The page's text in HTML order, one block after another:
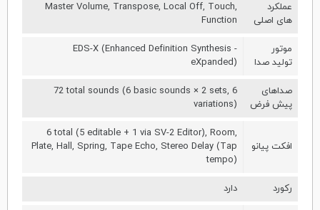
عملکرد
های اصلی
Master Volume, Transpose, Local Off, Touch,
Function
موتور
تولید صدا
EDS-X (Enhanced Definition Synthesis -
eXpanded)
صداهای
پیش فرض
72 total sounds (6 basic sounds × 2 sets, 6
variations)
افکت پیانو
6 total (5 editable + 1 via SV-2 Editor), Room,
Plate, Hall, Spring, Tape Echo, Stereo Delay (Tap
tempo)
رکورد دارد